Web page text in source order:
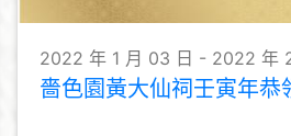
2022 年 1 月 03 日 - 2022 年
嗇色園黃大仙祠壬寅年恭